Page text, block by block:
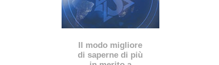
Il modo migliore
di saperne di più